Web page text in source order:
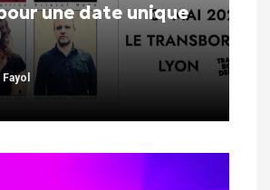
une date unique